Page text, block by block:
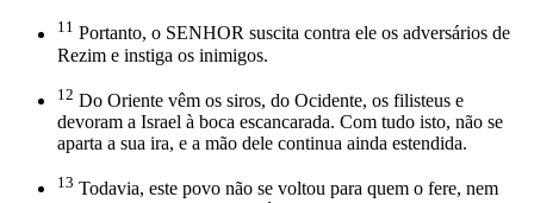
11 Portanto, o SENHOR suscita contra ele os adversários de
Rezim e instiga os inimigos.
12 Do Oriente vêm os siros, do Ocidente, os filisteus e
devoram a Israel à boca escancarada. Com tudo isto, não se
aparta a sua ira, e a mão dele continua ainda estendida.
13 Todavia, este povo não se voltou para quem o fere, nem